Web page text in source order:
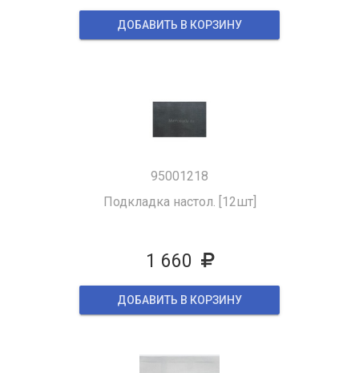
ДОБАВИТЬ В КОРЗИНУ
95001218
Подкладка настол. [12шт]
1 660
ДОБАВИТЬ В КОРЗИНУ